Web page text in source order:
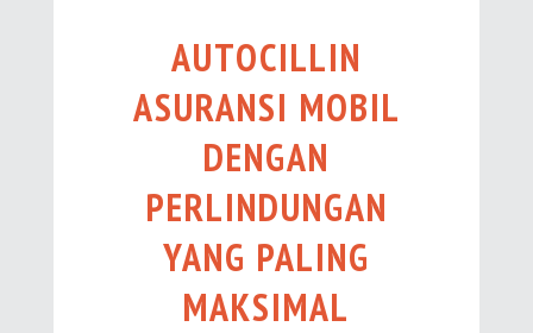
AUTOCILLIN
ASURANSI MOBIL
DENGAN
PERLINDUNGAN
YANG PALING
MAKSIMAL